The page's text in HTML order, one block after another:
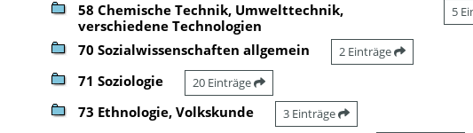
58 Chemische Technik, Umwelttechnik,
verschiedene Technologien
5
70 Sozialwissenschaften allgemein 2 Einträge
71 Soziologie 20 Einträge
73 Ethnologie, Volkskunde 3 Einträge